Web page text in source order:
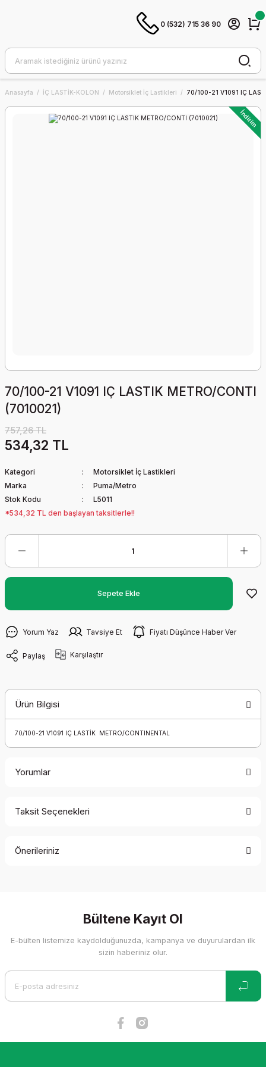
0 (532) 715 36 90
Anasayfa İÇ LASTİK-KOLON Motorsiklet İç Lastikleri 70/100-21 V1091 IÇ
İndirim
70/100-21 V1091 IÇ LASTIK METRO/CONTI
(7010021)
757,26 TL
534,32 TL
Kategori
Motorsiklet İç Lastikleri
Marka
Puma/Metro
Stok Kodu
L5011
*534,32 TL den başlayan taksitlerle!!
Sepete Ekle
Yorum Yaz Tavsiye Et Fiyatı Düşünce Haber Ver
Paylaş Karşılaştır
Ürün Bilgisi
70/100-21 V1091 IÇ LASTİK METRO/CONTINENTAL
Yorumlar
Taksit Seçenekleri
Önerileriniz
Görüş ve önerileriniz için teşekkür ederiz.
Ürün resmi kalitesiz, bozuk veya görüntülenemiyor.
Bültene Kayıt Ol
E-bülten listemize kaydolduğunuzda, kampanya ve duyurulardan ilk
sizin haberiniz olur.